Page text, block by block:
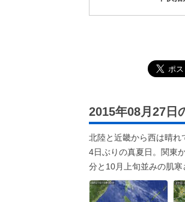
2015年08月27日
北陸と近畿から西は晴
4日ぶりの真夏日。関東
分と10月上旬並みの肌寒